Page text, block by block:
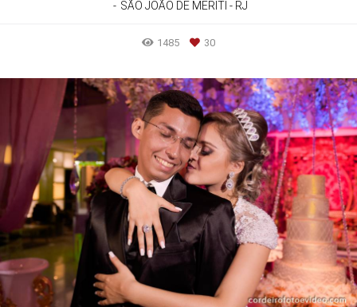
SÃO JOÃO DE MERITI - RJ
1485 30